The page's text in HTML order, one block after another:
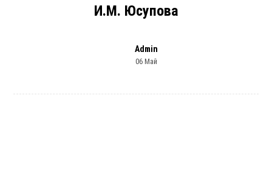
И.М. Юсупова
Admin
06 Май